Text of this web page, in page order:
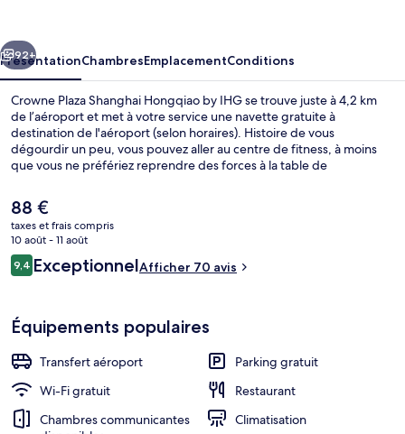
by
IHG
Suivant
92+
PrésentationChambresEmplacementConditions
Crowne Plaza Shanghai Hongqiao by IHG se trouve juste à 4,2 km
de l’aéroport et met à votre service une navette gratuite à
destination de l'aéroport (selon horaires). Histoire de vous
dégourdir un peu, vous pouvez aller au centre de fitness, à moins
que vous ne préfériez reprendre des forces à la table de
dîner et vous régale de ses spécialités Cuisine chinoise. En voiture,
vous aurez vite rejoint Centre de conventions et d'expositions de
Shanghai et Parc Zhongshan (Sun Yat Sun) depuis cet hôtel de luxe.
Le
prix
actuel
est
de
88 €
taxes et frais compris
10 août - 11 août
Avis
voyageurs
9,49,4 sur 10
ExceptionnelAfficher 70 avis
Équipements populaires
Transfert aéroport
Parking gratuit
Wi-Fi gratuit
Restaurant
Chambres communicantes
Climatisation